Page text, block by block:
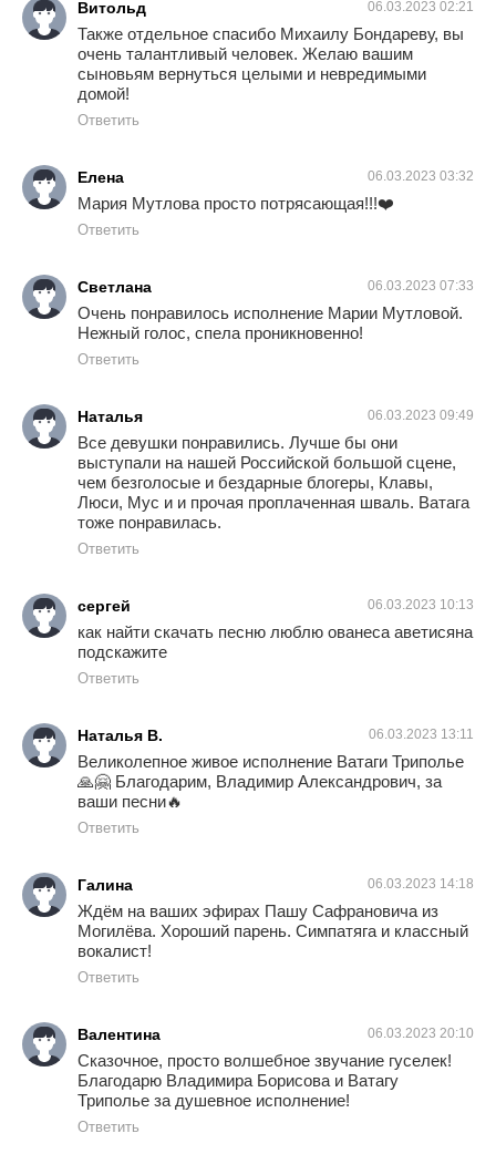
Витольд 06.03.2023 02:21
Также отдельное спасибо Михаилу Бондареву, вы
очень талантливый человек. Желаю вашим
сыновьям вернуться целыми и невредимыми
домой!
Ответить
Елена 06.03.2023 03:32
Мария Мутлова просто потрясающая!!!❤️
Ответить
Светлана 06.03.2023 07:33
Очень понравилось исполнение Марии Мутловой.
Нежный голос, спела проникновенно!
Ответить
Наталья 06.03.2023 09:49
Все девушки понравились. Лучше бы они
выступали на нашей Российской большой сцене,
чем безголосые и бездарные блогеры, Клавы,
Люси, Мус и и прочая проплаченная шваль. Ватага
тоже понравилась.
Ответить
сергей 06.03.2023 10:13
как найти скачать песню люблю ованеса аветисяна
подскажите
Ответить
Наталья В. 06.03.2023 13:11
Великолепное живое исполнение Ватаги Триполье
🙏🤗 Благодарим, Владимир Александрович, за
ваши песни🔥
Ответить
Галина 06.03.2023 14:18
Ждём на ваших эфирах Пашу Сафрановича из
Могилёва. Хороший парень. Симпатяга и классный
вокалист!
Ответить
Валентина 06.03.2023 20:10
Сказочное, просто волшебное звучание гуселек!
Благодарю Владимира Борисова и Ватагу
Триполье за душевное исполнение!
Ответить